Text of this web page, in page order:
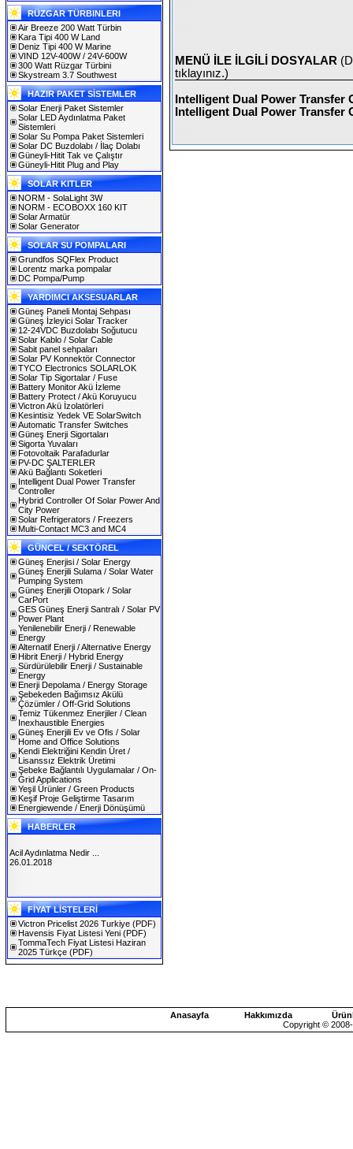
RÜZGAR TÜRBINLERI
Air Breeze 200 Watt Türbin
Kara Tipi 400 W Land
Deniz Tipi 400 W Marine
VIND 12V-400W / 24V-600W
300 Watt Rüzgar Türbini
Skystream 3.7 Southwest
HAZIR PAKET SİSTEMLER
Solar Enerji Paket Sistemler
Solar LED Aydınlatma Paket
Sistemleri
Solar Su Pompa Paket Sistemleri
Solar DC Buzdolabı / İlaç Dolabı
Güneyli-Hitit Tak ve Çalıştır
Güneyli-Hitit Plug and Play
SOLAR KITLER
NORM - SolaLight 3W
NORM - ECOBOXX 160 KIT
Solar Armatür
Solar Generator
SOLAR SU POMPALARI
Grundfos SQFlex Product
Lorentz marka pompalar
DC Pompa/Pump
YARDIMCI AKSESUARLAR
Güneş Paneli Montaj Sehpası
Güneş İzleyici Solar Tracker
12-24VDC Buzdolabı Soğutucu
Solar Kablo / Solar Cable
Sabit panel sehpaları
Solar PV Konnektör Connector
TYCO Electronics SOLARLOK
Solar Tip Sigortalar / Fuse
Battery Monitor Akü İzleme
Battery Protect / Akü Koruyucu
Victron Akü İzolatörleri
Kesintisiz Yedek VE SolarSwitch
Automatic Transfer Switches
Güneş Enerji Sigortaları
Sigorta Yuvaları
Fotovoltaik Parafadurlar
PV-DC ŞALTERLER
Akü Bağlantı Soketleri
Intelligent Dual Power Transfer
Controller
Hybrid Controller Of Solar Power And
City Power
Solar Refrigerators / Freezers
Multi-Contact MC3 and MC4
GÜNCEL / SEKTÖREL
Güneş Enerjisi / Solar Energy
Güneş Enerjili Sulama / Solar Water
Pumping System
Güneş Enerjili Otopark / Solar
CarPort
GES Güneş Enerji Santralı / Solar PV
Power Plant
Yenilenebilir Enerji / Renewable
Energy
Alternatif Enerji / Alternative Energy
Hibrit Enerji / Hybrid Energy
Sürdürülebilir Enerji / Sustainable
Energy
Enerji Depolama / Energy Storage
Şebekeden Bağımsız Akülü
Çözümler / Off-Grid Solutions
Temiz Tükenmez Enerjiler / Clean
Inexhaustible Energies
Güneş Enerjili Ev ve Ofis / Solar
Home and Office Solutions
Kendi Elektriğini Kendin Üret /
Lisanssız Elektrik Üretimi
Şebeke Bağlantılı Uygulamalar / On-
Grid Applications
Yeşil Ürünler / Green Products
Keşif Proje Geliştirme Tasarım
Energiewende / Enerji Dönüşümü
HABERLER
SOLAREX ISTANBUL 2019
30.01.2019
Acil Aydınlatma Nedir ...
26.01.2018
FİYAT LİSTELERİ
Victron Pricelist 2026 Turkiye (PDF)
Havensis Fiyat Listesi Yeni (PDF)
TommaTech Fiyat Listesi Haziran
2025 Türkçe (PDF)
MENÜ İLE İLGİLİ DOSYALAR
tıklayınız.)
Intelligent Dual Power
Intelligent Dual Power Transfer
Anasayfa Hakkımızda
Copyright ©